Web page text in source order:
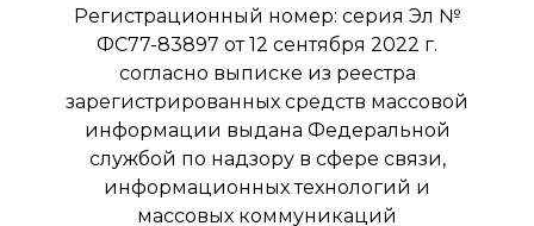
Регистрационный номер: серия Эл №
ФС77-83897 от 12 сентября 2022 г.
согласно выписке из реестра
зарегистрированных средств массовой
информации выдана Федеральной
службой по надзору в сфере связи,
информационных технологий и
массовых коммуникаций